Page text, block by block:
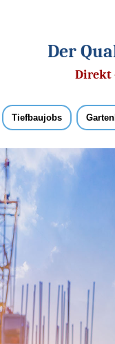
Der
Direkt
Tiefbaujobs